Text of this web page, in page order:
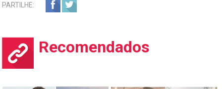
PARTILHE:
Recomendados